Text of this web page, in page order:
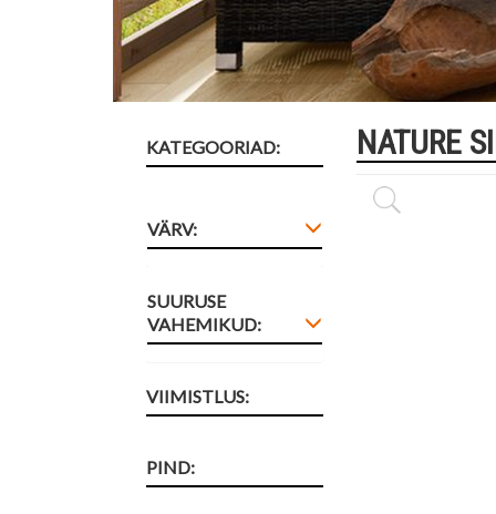
KATEGOORIAD:
VÄRV:
SUURUSE
VAHEMIKUD:
VIIMISTLUS:
PIND:
NATURE